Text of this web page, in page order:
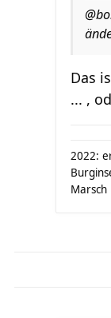
Das
... ,
2022:
Marsch